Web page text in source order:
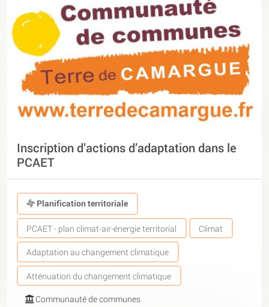
Inscription d’actions d’adaptation dans le
PCAET
Planification territoriale
PCAET - plan climat-air-énergie territorial Climat
Adaptation au changement climatique
Atténuation du changement climatique
Communauté de communes